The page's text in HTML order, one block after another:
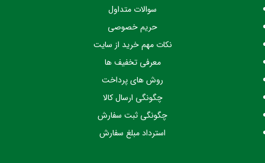
سوالات متداول
حریم خصوصی
نکات مهم خرید از سایت
معرفی تخفیف ها
روش های پرداخت
چگونگی ارسال کالا
چگونگی ثبت سفارش
استرداد مبلغ سفارش